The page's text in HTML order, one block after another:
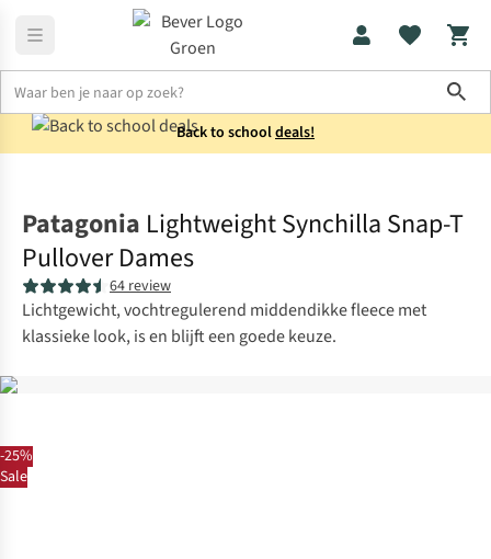
Back to schooldeals!
-25%
Sale
Patagonia Lightweight Synchilla Snap-T
Pullover Dames
64 review
Lichtgewicht, vochtregulerend middendikke fleece met
klassieke look, is en blijft een goede keuze.